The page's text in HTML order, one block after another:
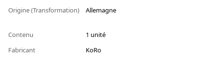
Origine (Transformation)
Allemagne
Contenu
1 unité
Fabricant
KoRo